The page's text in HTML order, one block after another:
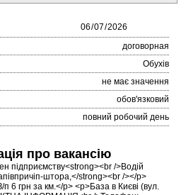
договорная
Обухів
не має значення
обов'язковий
повний робочий день
про вакансію
підприємству<strong><br />Водій
штора,</strong><br /></p>
6 грн за км.</p> <p>База в Києві (вул.